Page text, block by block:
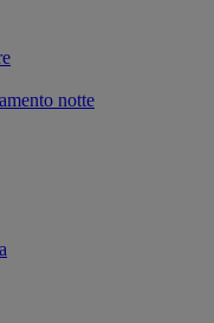
notte